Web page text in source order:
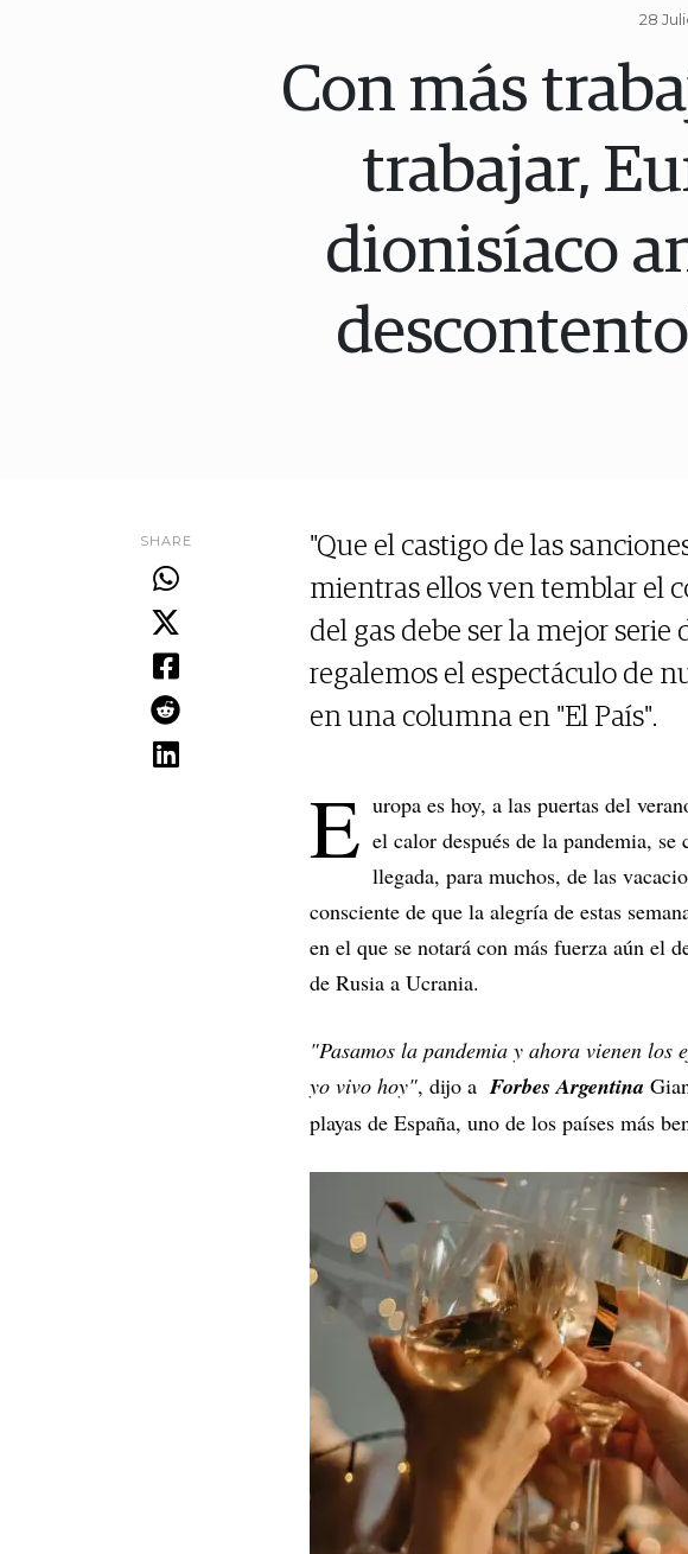
28
Con más
trabajar,
dionisíaco
SHARE
"Que el castigo de las
mientras ellos ven temblar el
del gas debe ser la mejor
regalemos el espectáculo de
en una columna en "El País".
E uropa es hoy, a las puertas del
el calor después de la pandemia,
llegada, para muchos, de las
consciente de que la alegría de estas
en el que se notará con más fuerza aún el
de Rusia a Ucrania.
"Pasamos la pandemia y ahora vienen los
yo vivo hoy", dijo aForbes Argentina
playas de España, uno de los países más